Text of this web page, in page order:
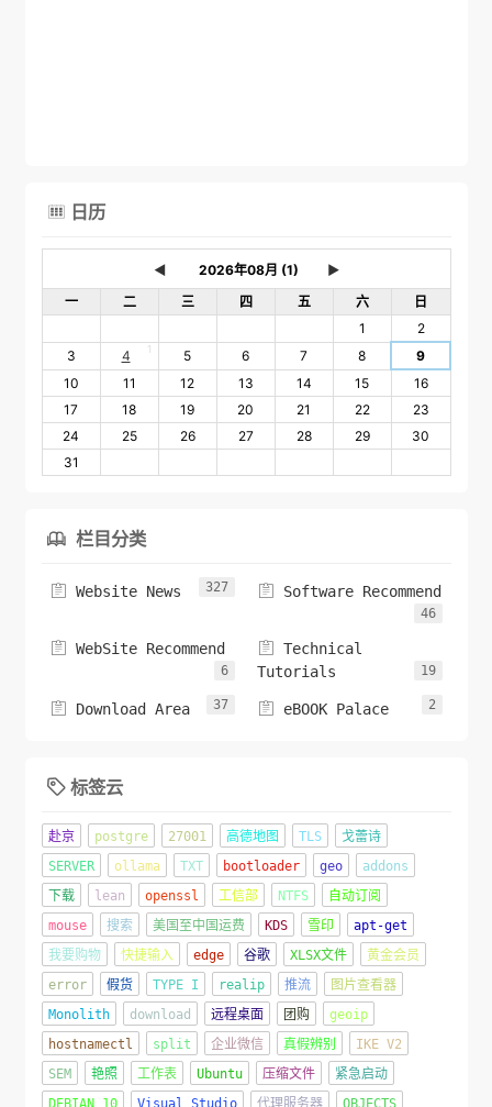
 日历
◄
►
一
二 三 四 五 六
日
1
2
3
4 1 5 6 7 8
9
10
11 12 13 14 15
16
17
18 19 20 21 22
23
24
25 26 27 28 29
30
31
 栏目分类
 Website News 327  Software Recommend
46
 WebSite Recommend
6
 Technical
Tutorials
19
 Download Area 37  eBOOK Palace 2
 标签云
赴京 postgre 27001 高德地图 TLS
戈蕾诗
SERVER
ollama TXT bootloader geo
addons
下载
lean openssl 工信部 NTFS
自动订阅
mouse
搜索 美国至中国运费 KDS 雪印
apt-get
我要购物
快捷输入 edge 谷歌 XLSX文件
黄金会员
error
假货 TYPE I realip 推流
图片查看器
Monolith
download 远程桌面 团购
geoip
hostnamectl
split 企业微信 真假辨别
IKE V2
SEM
艳照 工作表 Ubuntu 压缩文件
紧急启动
DEBIAN 10
Visual Studio 代理服务器 OBJECTS